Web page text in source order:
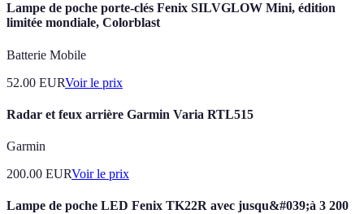
Lampe de poche porte-clés Fenix SILVGLOW Mini, édition
limitée mondiale, Colorblast
Batterie Mobile
52.00 EURVoir le prix
Radar et feux arrière Garmin Varia RTL515
Garmin
200.00 EURVoir le prix
Lampe de poche LED Fenix TK22R avec jusqu&#039;à 3 200